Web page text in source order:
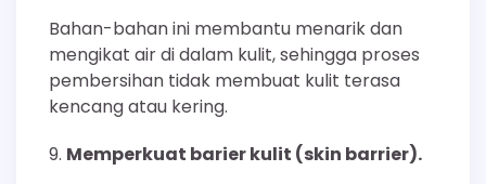
Bahan-bahan ini membantu menarik dan
mengikat air di dalam kulit, sehingga proses
pembersihan tidak membuat kulit terasa
kencang atau kering.
Memperkuat barier kulit (skin barrier).